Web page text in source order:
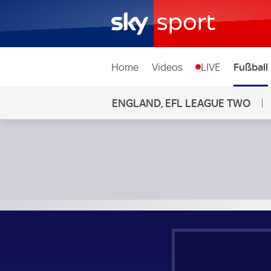
Home Videos LIVE Fußball
ENGLAND, EFL LEAGUE TWO